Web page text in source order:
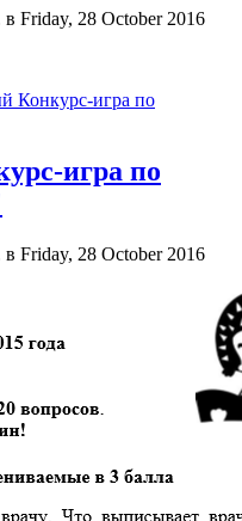
в Friday, 28 October 2016
Конкурс-игра по
игра по
в Friday, 28 October 2016